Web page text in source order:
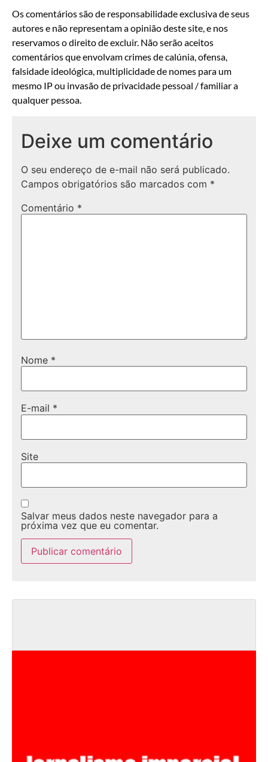
Os comentários são de responsabilidade exclusiva de seus
autores e não representam a opinião deste site, e nos
reservamos o direito de excluir. Não serão aceitos
comentários que envolvam crimes de calúnia, ofensa,
falsidade ideológica, multiplicidade de nomes para um
mesmo IP ou invasão de privacidade pessoal / familiar a
qualquer pessoa.
Deixe um comentário
O seu endereço de e-mail não será publicado.
Campos obrigatórios são marcados com *
Comentário *
Nome *
E-mail *
Site
Salvar meus dados neste navegador para a
próxima vez que eu comentar.